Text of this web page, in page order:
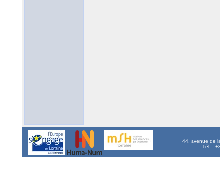
44, avenue de
Tél. :